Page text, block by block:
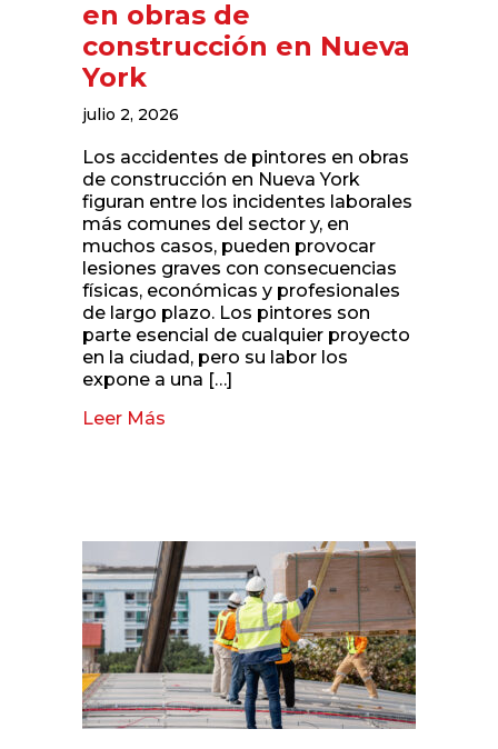
en obras de
construcción en Nueva
York
julio 2, 2026
Los accidentes de pintores en obras
de construcción en Nueva York
figuran entre los incidentes laborales
más comunes del sector y, en
muchos casos, pueden provocar
lesiones graves con consecuencias
físicas, económicas y profesionales
de largo plazo. Los pintores son
parte esencial de cualquier proyecto
en la ciudad, pero su labor los
expone a una […]
Leer Más